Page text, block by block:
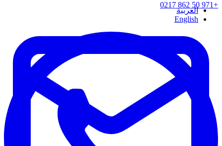
+971 50 862 0217
العربية
English